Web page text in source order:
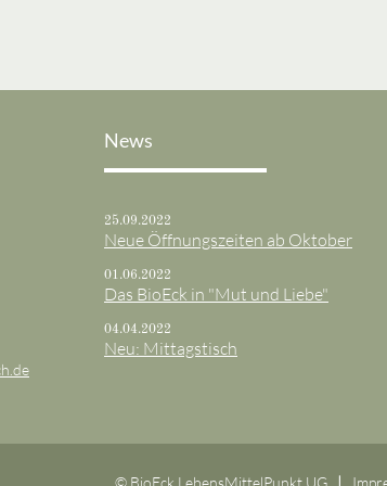
News
25.09.2022
Neue Öffnungszeiten ab Oktober
01.06.2022
Das BioEck in "Mut und Liebe"
04.04.2022
Neu: Mittagstisch
© BioEck LebensMittelPunkt UG